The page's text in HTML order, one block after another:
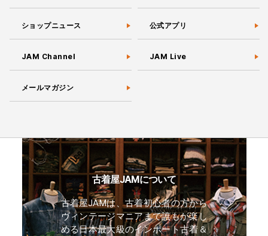
ショップニュース 公式アプリ
JAM Channel JAM Live
メールマガジン
古着屋JAMについて
古着屋JAMは、古着初心者の方から
ヴィンテージマニアまで誰もが楽し
める日本最大級のインポート古着＆